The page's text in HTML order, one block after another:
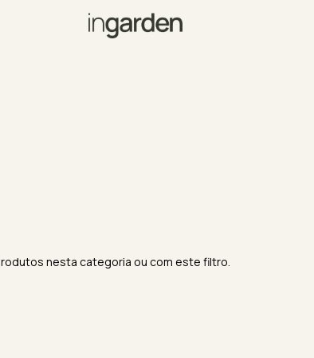
nesta categoria ou com este filtro.